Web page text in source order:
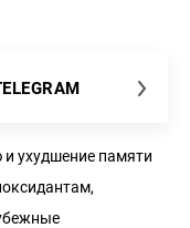
ухудшение памяти